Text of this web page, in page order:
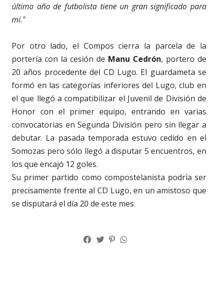
último año de futbolista tiene un gran significado para
mí."
Por otro lado, el Compos cierra la parcela de la
portería con la cesión de Manu Cedrón, portero de
20 años procedente del CD Lugo. El guardameta se
formó en las categorías inferiores del Lugo, club en
el que llegó a compatibilizar el Juvenil de División de
Honor con el primer equipo, entrando en varias
convocatorias en Segunda División pero sin llegar a
debutar. La pasada temporada estuvo cedido en el
Somozas pero sólo llegó a disputar 5 encuentros, en
los que encajó 12 goles.
Su primer partido como compostelanista podría ser
precisamente frente al CD Lugo, en un amistoso que
se disputará el día 20 de este mes.